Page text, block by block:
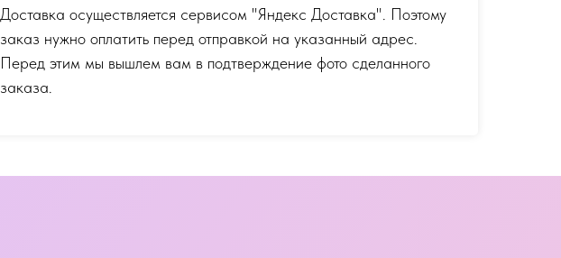
Доставка осуществляется сервисом "Яндекс Доставка". Поэтому
заказ нужно оплатить перед отправкой на указанный адрес.
Перед этим мы вышлем вам в подтверждение фото сделанного
заказа.